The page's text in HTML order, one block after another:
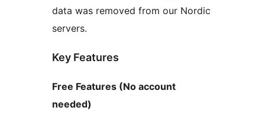
data was removed from our Nordic
servers.
Key Features
Free Features (No account
needed)